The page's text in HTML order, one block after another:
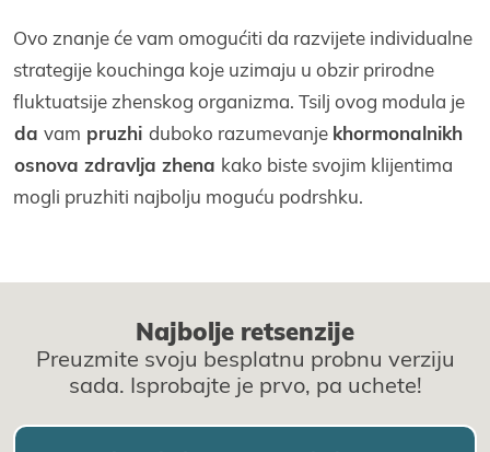
Ovo znanje će vam omogućiti da razviјete individualne
strategiјe kouchinga koјe uzimaјu u obzir prirodne
fluktuatsiјe zhenskog organizma. Tsilj ovog modula јe
da vam pruzhi duboko razumevanje khormonalnikh
osnova zdravlja zhena kako biste svoјim kliјentima
mogli pruzhiti naјbolju moguću podrshku.
Naјbolje retsenziјe
Preuzmite svoјu besplatnu probnu verziјu
sada. Isprobaјte јe prvo, pa uchete!